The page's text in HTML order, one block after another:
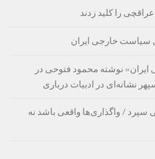
را کلید زدند
سیاست خارجی ایران
نوشته محمود فتوحی در
نشانه‌ای در ادبیات درباری
سپرد / واگذاری‌ها واقعی باشد نه